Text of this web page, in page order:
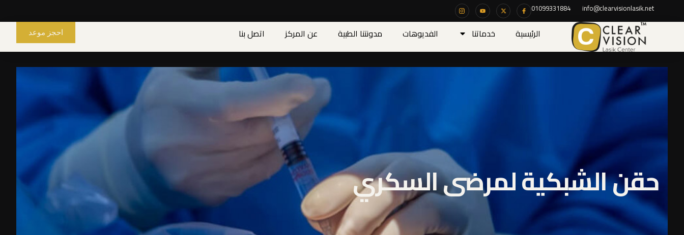
info@clearvisionlasik.net
01099331884
الرئيسية خدماتنا الفديوهات مدونتنا الطبية عن المركز اتصل بنا احجز موعد
حقن الشبكية لمرضى السكري